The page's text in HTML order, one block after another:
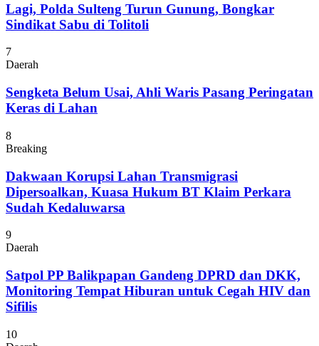
Lagi, Polda Sulteng Turun Gunung, Bongkar
Sindikat Sabu di Tolitoli
7
Daerah
Sengketa Belum Usai, Ahli Waris Pasang Peringatan
Keras di Lahan
8
Breaking
Dakwaan Korupsi Lahan Transmigrasi
Dipersoalkan, Kuasa Hukum BT Klaim Perkara
Sudah Kedaluwarsa
9
Daerah
Satpol PP Balikpapan Gandeng DPRD dan DKK,
Monitoring Tempat Hiburan untuk Cegah HIV dan
Sifilis
10